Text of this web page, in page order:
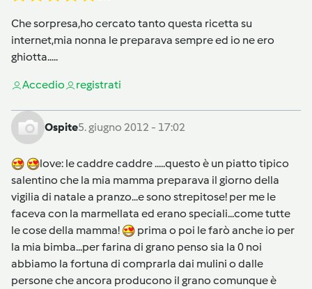
Che sorpresa,ho cercato tanto questa ricetta su
internet,mia nonna le preparava sempre ed io ne ero
ghiotta.....
Accedio registrati
Ospite5. giugno 2012 - 17:02
love: le caddre caddre .....questo è un piatto tipico
salentino che la mia mamma preparava il giorno della
vigilia di natale a pranzo...e sono strepitose! per me le
faceva con la marmellata ed erano speciali...come tutte
le cose della mamma!
prima o poi le farò anche io per
la mia bimba...per farina di grano penso sia la 0 noi
abbiamo la fortuna di comprarla dai mulini o dalle
persone che ancora producono il grano comunque è